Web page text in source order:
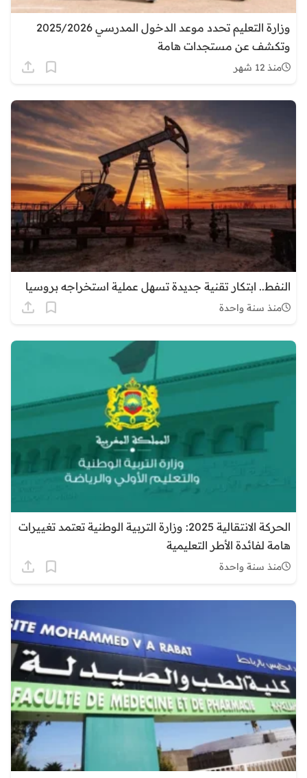
وزارة التعليم تحدد موعد الدخول المدرسي 2025/2026
وتكشف عن مستجدات هامة
منذ 12 شهر
النفط.. ابتكار تقنية جديدة تسهل عملية استخراجه بروسيا
منذ سنة واحدة
الحركة الانتقالية 2025: وزارة التربية الوطنية تعتمد تغييرات
هامة لفائدة الأطر التعليمية
منذ سنة واحدة